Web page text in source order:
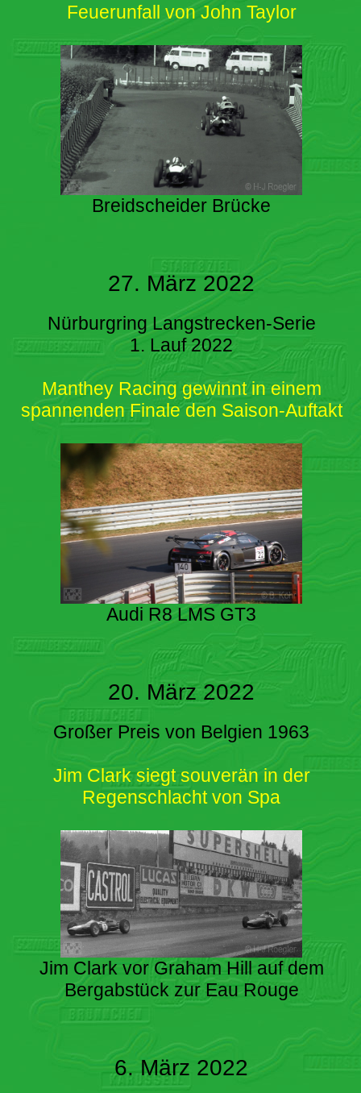
Feuerunfall von John Taylor
Breidscheider Brücke
27. März 2022
Nürburgring Langstrecken-Serie
1. Lauf 2022
Manthey Racing gewinnt in einem
spannenden Finale den Saison-Auftakt
Audi R8 LMS GT3
20. März 2022
Großer Preis von Belgien 1963
Jim Clark siegt souverän in der
Regenschlacht von Spa
Jim Clark vor Graham Hill auf dem
Bergabstück zur Eau Rouge
6. März 2022